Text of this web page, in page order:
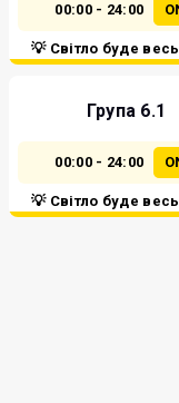
00:00 - 24:00
💡 Світло буде
Група 6.1
00:00 - 24:00
💡 Світло буде